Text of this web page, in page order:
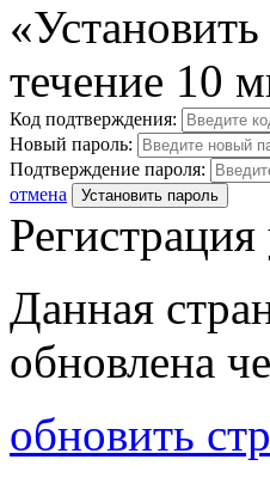
течение 10
Код подтверждения:
Новый пароль:
Подтверждение пароля:
отмена
Установить пароль
Данная
обновлена
обновить